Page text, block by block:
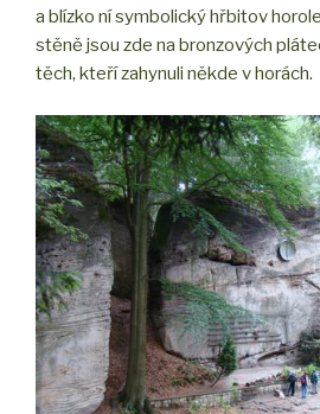
a blízko ní symbolický hřbitov
stěně jsou zde na bronzových
těch, kteří zahynuli někde v horách.